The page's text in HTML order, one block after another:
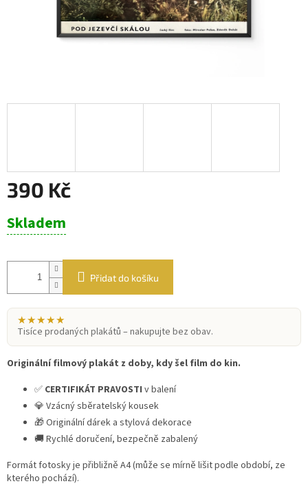
390 Kč
cena:
Skladem
Přidat do košíku
★★★★★
Tisíce prodaných plakátů – nakupujte bez obav.
Originální filmový plakát z doby, kdy šel film do kin.
✅ CERTIFIKÁT PRAVOSTI v balení
💎 Vzácný sběratelský kousek
🎁 Originální dárek a stylová dekorace
🚚 Rychlé doručení, bezpečně zabalený
Formát fotosky je přibližně A4 (může se mírně lišit podle období, ze
kterého pochází).